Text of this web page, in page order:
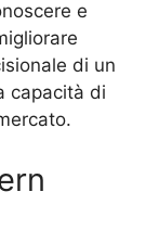
e
di un
capacità di